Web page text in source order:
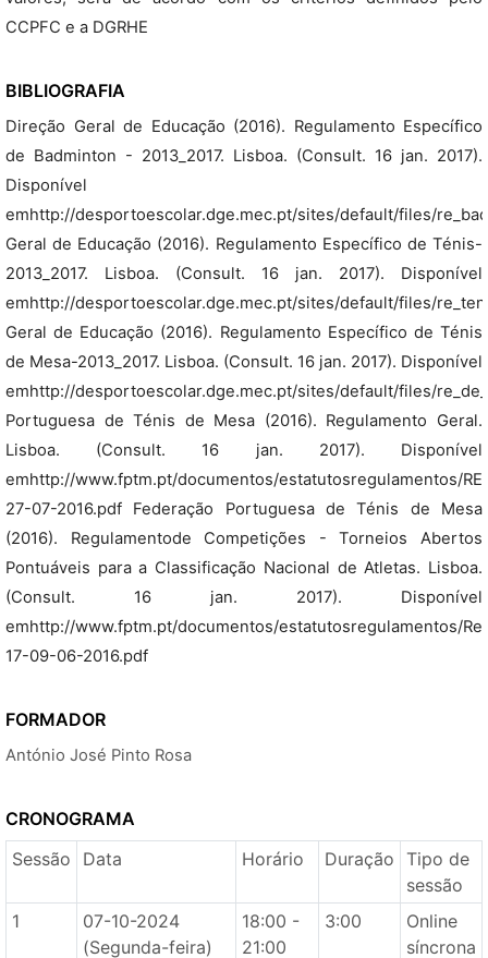
CCPFC e a DGRHE
BIBLIOGRAFIA
Direção Geral de Educação (2016). Regulamento Específico
de Badminton - 2013_2017. Lisboa. (Consult. 16 jan. 2017).
Disponível
emhttp://desportoescolar.dge.mec.pt/sites/default/files/
Geral de Educação (2016). Regulamento Específico de Ténis-
2013_2017. Lisboa. (Consult. 16 jan. 2017). Disponível
emhttp://desportoescolar.dge.mec.pt/sites/default/files/
Geral de Educação (2016). Regulamento Específico de Ténis
de Mesa-2013_2017. Lisboa. (Consult. 16 jan. 2017). Disponível
emhttp://desportoescolar.dge.mec.pt/sites/default/files/
Portuguesa de Ténis de Mesa (2016). Regulamento Geral.
Lisboa. (Consult. 16 jan. 2017). Disponível
emhttp://www.fptm.pt/documentos/estatutosregulamentos/
27-07-2016.pdf Federação Portuguesa de Ténis de Mesa
(2016). Regulamentode Competições - Torneios Abertos
Pontuáveis para a Classificação Nacional de Atletas. Lisboa.
(Consult. 16 jan. 2017). Disponível
emhttp://www.fptm.pt/documentos/estatutosregulamentos/
17-09-06-2016.pdf
FORMADOR
António José Pinto Rosa
CRONOGRAMA
Sessão
Data Horário Duração Tipo de
sessão
1
07-10-2024
(Segunda-feira)
18:00 -
21:00
3:00
Online
síncrona